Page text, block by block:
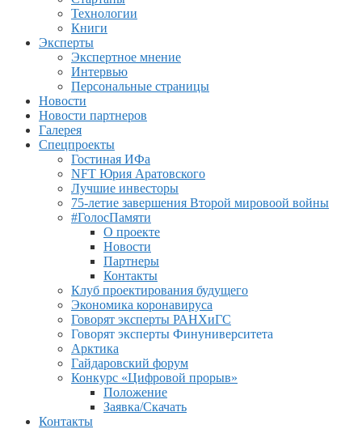
Технологии
Книги
Эксперты
Экспертное мнение
Интервью
Персональные страницы
Новости
Новости партнеров
Галерея
Спецпроекты
Гостиная ИФа
NFT Юрия Аратовского
Лучшие инвесторы
75-летие завершения Второй мировоой войны
#ГолосПамяти
О проекте
Новости
Партнеры
Контакты
Клуб проектирования будущего
Экономика коронавируса
Говорят эксперты РАНХиГС
Говорят эксперты Финуниверситета
Арктика
Гайдаровский форум
Конкурс «Цифровой прорыв»
Положение
Заявка/Скачать
Контакты